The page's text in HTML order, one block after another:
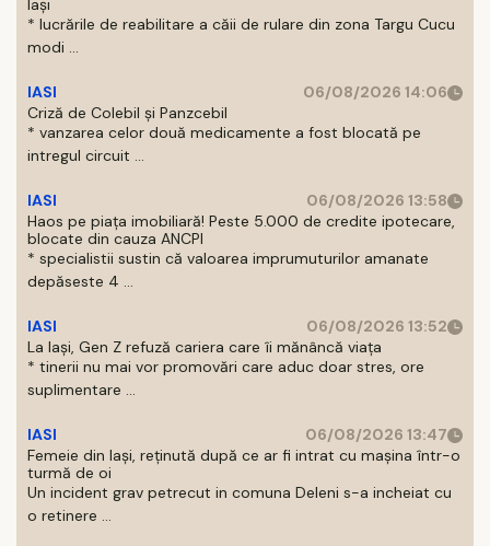
Iași
* lucrările de reabilitare a căii de rulare din zona Targu Cucu
modi ...
IASI
06/08/2026 14:06
Criză de Colebil și Panzcebil
* vanzarea celor două medicamente a fost blocată pe
intregul circuit ...
IASI
06/08/2026 13:58
Haos pe piața imobiliară! Peste 5.000 de credite ipotecare,
blocate din cauza ANCPI
* specialistii sustin că valoarea imprumuturilor amanate
depăseste 4 ...
IASI
06/08/2026 13:52
La Iași, Gen Z refuză cariera care îi mănâncă viața
* tinerii nu mai vor promovări care aduc doar stres, ore
suplimentare ...
IASI
06/08/2026 13:47
Femeie din Iași, reținută după ce ar fi intrat cu mașina într-o
turmă de oi
Un incident grav petrecut in comuna Deleni s-a incheiat cu
o retinere ...